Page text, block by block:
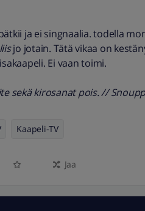
ja ei singnaalia. todella
jo jotain. Tätä vikaa on
Ei vaan toimi.
sekä kirosanat pois. //
Kaapeli-TV
Jaa